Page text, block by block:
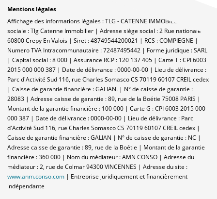
Mentions légales
Affichage des informations légales : TLG - CATENNE IMMOBILIER | Raison
sociale : Tlg Catenne Immobilier | Adresse siège social : 2 Rue nationale -
60800 Crepy En Valois | Siret : 48749544200021 | RCS : COMPIEGNE |
Numero TVA Intracommunautaire : 72487495442 | Forme juridique : SARL
| Capital social : 8 000 | Assurance RCP : 120 137 405 | Carte T : CPI 6003
2015 000 000 387 | Date de délivrance : 0000-00-00 | Lieu de délivrance :
Parc d'Activité Sud 116, rue Charles Somasco CS 70119 60107 CREIL cedex
| Caisse de garantie financière : GALIAN. | N° de caisse de garantie :
28083 | Adresse caisse de garantie : 89, rue de la Boétie 75008 PARIS |
Montant de la garantie financière : 100 000 | Carte G : CPI 6003 2015 000
000 387 | Date de délivrance : 0000-00-00 | Lieu de délivrance : Parc
d'Activité Sud 116, rue Charles Somasco CS 70119 60107 CREIL cedex |
Caisse de garantie financière : GALIAN | N° de caisse de garantie : NC |
Adresse caisse de garantie : 89, rue de la Boétie | Montant de la garantie
financière : 360 000 | Nom du médiateur : AMN CONSO | Adresse du
médiateur : 2, rue de Colmar 94300 VINCENNES | Adresse du site :
www.anm.conso.com | Entreprise juridiquement et financièrement
indépendante